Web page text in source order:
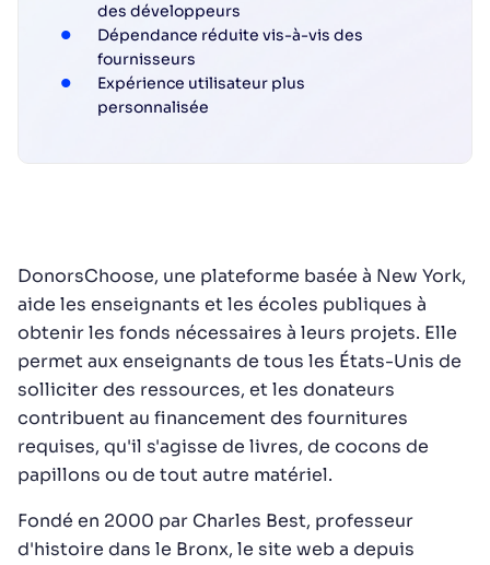
des développeurs
Dépendance réduite vis-à-vis des
fournisseurs
Expérience utilisateur plus
personnalisée
DonorsChoose, une plateforme basée à New York,
aide les enseignants et les écoles publiques à
obtenir les fonds nécessaires à leurs projets. Elle
permet aux enseignants de tous les États-Unis de
solliciter des ressources, et les donateurs
contribuent au financement des fournitures
requises, qu'il s'agisse de livres, de cocons de
papillons ou de tout autre matériel.
Fondé en 2000 par Charles Best, professeur
d'histoire dans le Bronx, le site web a depuis